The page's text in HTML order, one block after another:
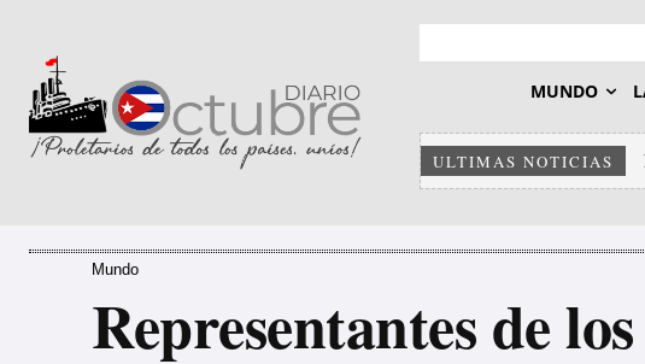
MUNDO
ULTIMAS NOTICIAS
Mundo
Representantes de